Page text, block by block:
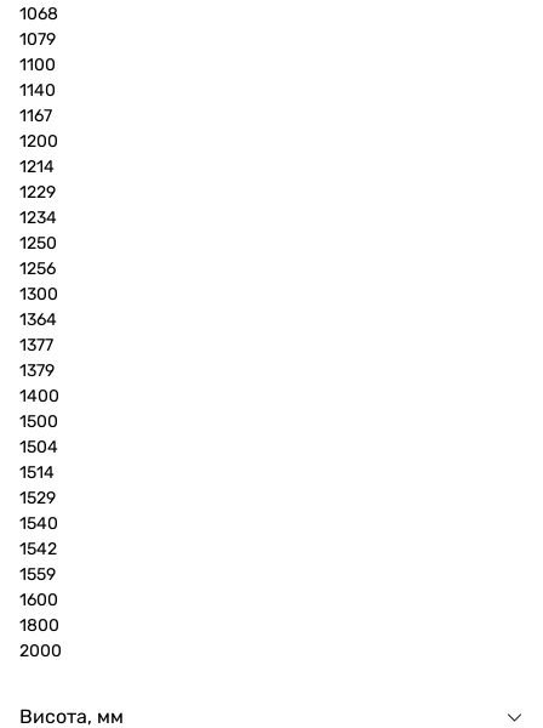
1068
1079
1100
1140
1167
1200
1214
1229
1234
1250
1256
1300
1364
1377
1379
1400
1500
1504
1514
1529
1540
1542
1559
1600
1800
2000
Висота, мм